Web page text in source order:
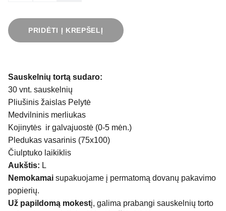
PRIDĖTI Į KREPŠELĮ
Sauskelnių tortą sudaro:
30 vnt. sauskelnių
Pliušinis žaislas Pelytė
Medvilninis merliukas
Kojinytės ir galvajuostė (0-5 mėn.)
Pledukas vasarinis (75x100)
Čiulptuko laikiklis
Aukštis: L
Nemokamai supakuojame į permatomą dovanų pakavimo
popierių.
Už papildomą mokestį, galima prabangi sauskelnių torto